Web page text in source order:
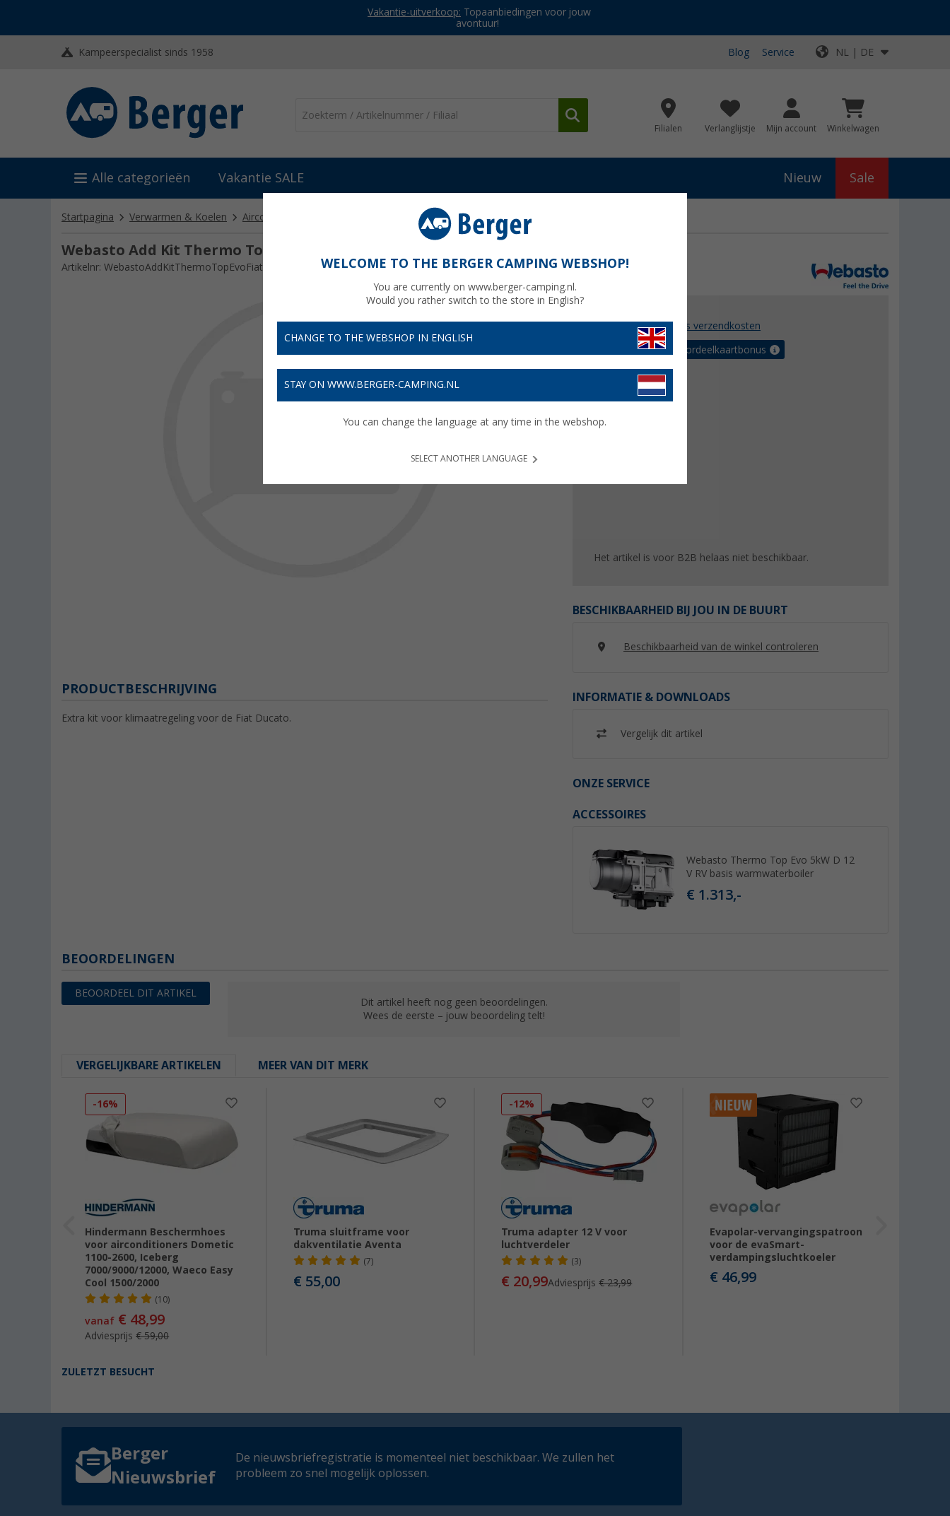
Vakantie-uitverkoop: Topaanbiedingen voor jouw
avontuur!
Kampeerspecialist sinds 1958 Blog Service NL | DE
Filialen Verlanglijstje Mijn account Winkelwagen
Alle categorieën Vakantie SALE Nieuw Sale
Startpagina Verwarmen & Koelen Airconditioning en ventilatoren Accesssoires Webasto Add Kit Thermo Top Evo Fiat Ducato
Webasto Add Kit Thermo Top Evo Fiat Ducato
Artikelnr: WebastoAddKitThermoTopEvoFiatD354310
Prijzen incl. BTW
plus verzendkosten
Verzeker tot 5% voordeelkaartbonus
Het artikel is voor B2B helaas niet beschikbaar.
BESCHIKBAARHEID BIJ JOU IN DE BUURT
Beschikbaarheid van de winkel controleren
INFORMATIE & DOWNLOADS
Vergelijk dit artikel
ONZE SERVICE
ACCESSOIRES
Webasto Thermo Top Evo 5kW D 12
V RV basis warmwaterboiler
€ 1.313,-
PRODUCTBESCHRIJVING
Extra kit voor klimaatregeling voor de Fiat Ducato.
BEOORDELINGEN
BEOORDEEL DIT ARTIKEL
Dit artikel heeft nog geen beoordelingen.
Wees de eerste – jouw beoordeling telt!
VERGELIJKBARE ARTIKELEN MEER VAN DIT MERK
-16%
Hindermann Beschermhoes
voor airconditioners Dometic
1100-2600, Iceberg
7000/9000/12000, Waeco Easy
Cool 1500/2000
(10)
vanaf € 48,99
Adviesprijs€ 59,00
Truma sluitframe voor
dakventilatie Aventa
(7)
€ 55,00
-12%
Truma adapter 12 V voor
luchtverdeler
(3)
€ 20,99Adviesprijs€ 23,99
Evapolar-vervangingspatroon
voor de evaSmart-
verdampingsluchtkoeler
€ 46,99
ZULETZT BESUCHT
Berger
Nieuwsbrief
De nieuwsbriefregistratie is momenteel niet beschikbaar. We zullen het
probleem zo snel mogelijk oplossen.
WELCOME TO THE BERGER CAMPING WEBSHOP!
You are currently on www.berger-camping.nl.
Would you rather switch to the store in English?
CHANGE TO THE WEBSHOP IN ENGLISH
STAY ON WWW.BERGER-CAMPING.NL
You can change the language at any time in the webshop.
SELECT ANOTHER LANGUAGE